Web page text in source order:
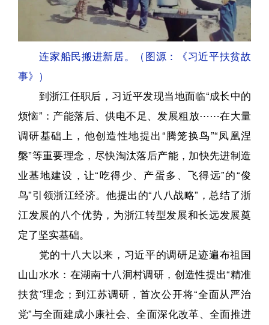
连家船民搬进新居。（图源：《习近平扶贫故
事》）
到浙江任职后，习近平发现当地面临“成长中的
烦恼”：产能落后、供电不足、发展粗放⋯⋯在大量
调研基础上，他创造性地提出“腾笼换鸟”“凤凰涅
槃”等重要理念，尽快淘汰落后产能，加快先进制造
业基地建设，让“吃得少、产蛋多、飞得远”的“俊
鸟”引领浙江经济。他提出的“八八战略”，总结了浙
江发展的八个优势，为浙江转型发展和长远发展奠
定了坚实基础。
党的十八大以来，习近平的调研足迹遍布祖国
山山水水：在湖南十八洞村调研，创造性提出“精准
扶贫”理念；到江苏调研，首次公开将“全面从严治
党”与全面建成小康社会、全面深化改革、全面推进